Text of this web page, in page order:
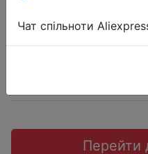
Перейти
Чат спільноти